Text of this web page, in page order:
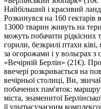
Найбільший і красивий
Розкинувся на 160
13000 тварин живуть на
можуть побачити рідкісних
горили, безкрилі птахи
за огорожами і у вольєрах
«Вечірній Берлін» (21€).
ввечері розкривається на
вечірньої столиці, Ви,
побачених пам'яток:
міста, знаменитої
її ультрасучасним